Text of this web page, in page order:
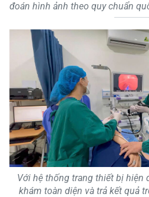
đoán hình ảnh theo quy chuẩn
Với hệ thống trang thiết bị hiện
khám toàn diện và trả kết quả